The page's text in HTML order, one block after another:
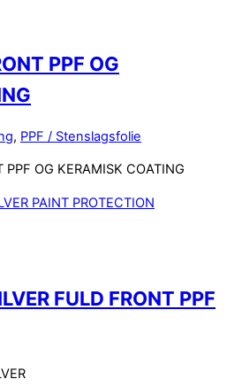
PPF OG
, PPF / Stenslagsfolie
OG KERAMISK COATING
FULD FRONT PPF